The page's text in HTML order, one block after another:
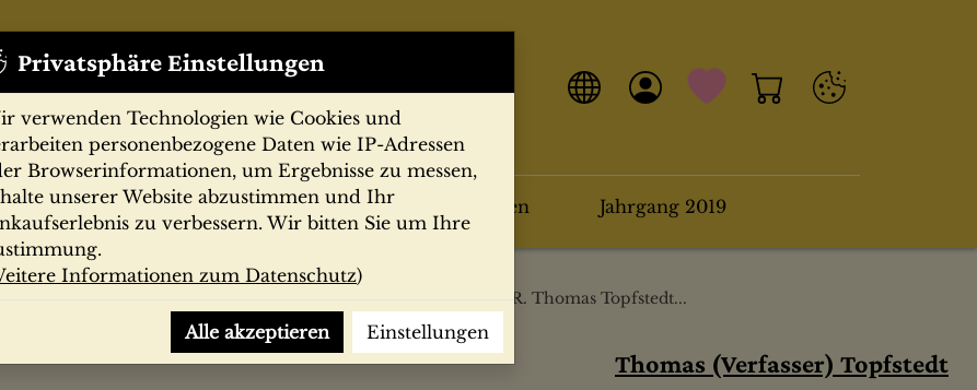
Privatsphäre Einstellungen
verwenden Technologien wie Cookies und
personenbezogene Daten wie IP-Adressen
Browserinformationen, um Ergebnisse zu messen,
unserer Website abzustimmen und Ihr
zu verbessern. Wir bitten Sie um Ihre
Informationen zum Datenschutz)
Alle akzeptieren Einstellungen
Zeitschriften Filmprogramme Postkarten Jahrgang 2019
Denkmalpflege in d. Stadtorganisation d. Kulturbundes d. DDR. Thomas Topfstedt...
Thomas (Verfasser) Topfstedt